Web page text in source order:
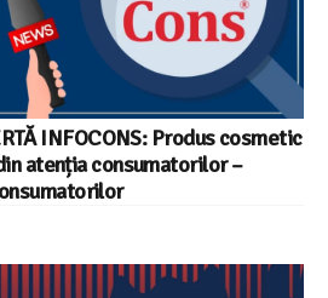
INFOCONS: Produs cosmetic
atenția consumatorilor –